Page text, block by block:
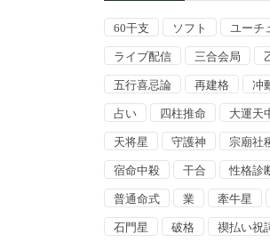
60干支 ソフト ユーチ
ライブ配信 三合会局
五行喜忌論 再建格 冲
占い 四柱推命 大運天
天将星 守護神 宗廟社
宿命中殺 干合 性格診
普通命式 業 牽牛星
石門星 破格 禊払い祝